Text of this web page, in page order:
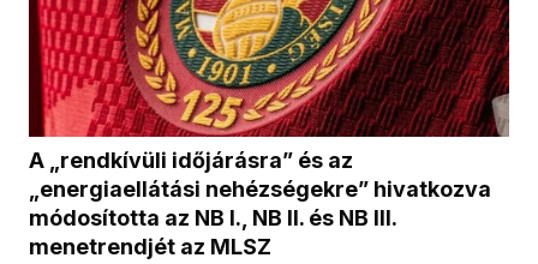
A „rendkívüli időjárásra” és az
„energiaellátási nehézségekre” hivatkozva
módosította az NB I., NB II. és NB III.
menetrendjét az MLSZ